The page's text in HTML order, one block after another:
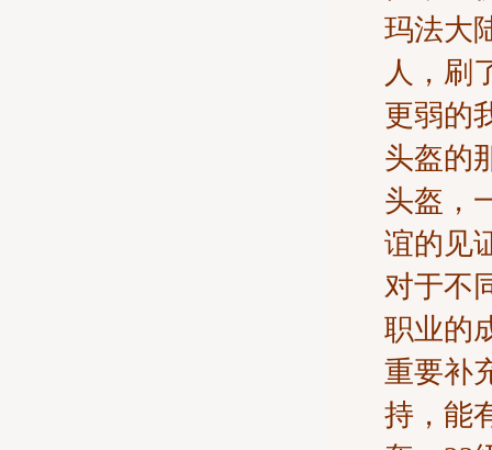
玛法大
人，刷
更弱的
头盔的
头盔，
谊的见
对于不
职业的
重要补
持，能